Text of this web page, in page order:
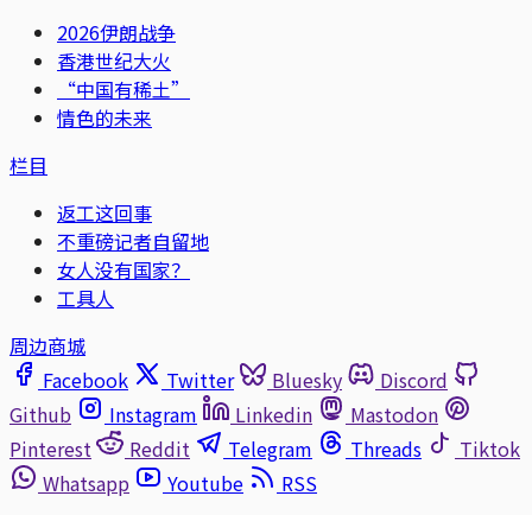
2026伊朗战争
香港世纪大火
“中国有稀土”
情色的未来
栏目
返工这回事
不重磅记者自留地
女人没有国家？
工具人
周边商城
Facebook
Twitter Bluesky
Discord
Github
Instagram Linkedin
Mastodon
Pinterest
Reddit Telegram Threads
Tiktok
Whatsapp
Youtube
RSS